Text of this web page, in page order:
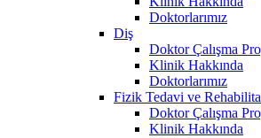
Doktorlarımız
Diş
Doktor Çalışma
Klinik Hakkında
Doktorlarımız
Fizik Tedavi ve
Doktor Çalışma
Klinik Hakkında